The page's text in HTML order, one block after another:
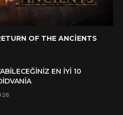
OF THE ANCIENTS
EN İYI 10